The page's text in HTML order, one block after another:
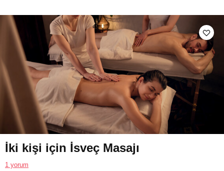
İki kişi için İsveç Masajı
1 yorum